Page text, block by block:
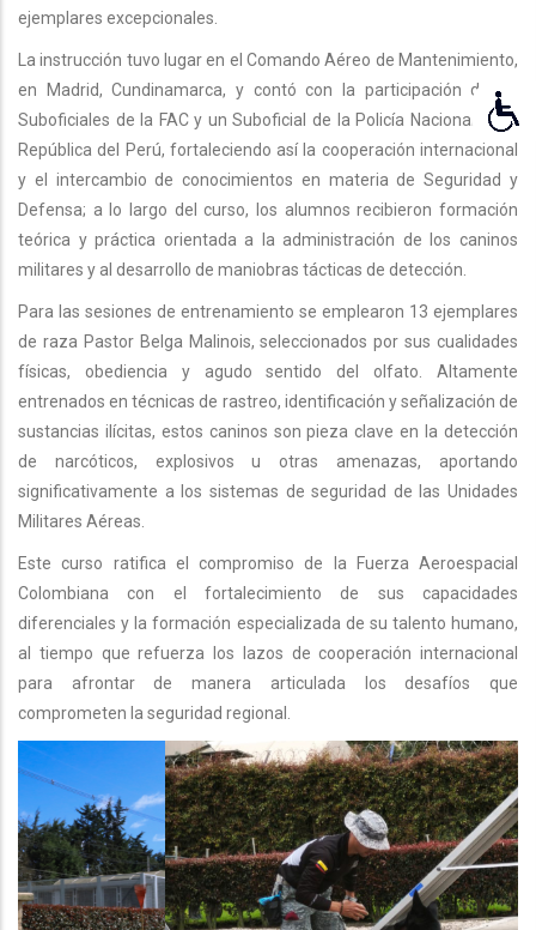
ejemplares excepcionales.
La instrucción tuvo lugar en el Comando Aéreo de Mantenimiento,
en Madrid, Cundinamarca, y contó con la participación de 12
Suboficiales de la FAC y un Suboficial de la Policía Nacional de la
República del Perú, fortaleciendo así la cooperación internacional
y el intercambio de conocimientos en materia de Seguridad y
Defensa; a lo largo del curso, los alumnos recibieron formación
teórica y práctica orientada a la administración de los caninos
militares y al desarrollo de maniobras tácticas de detección.
Para las sesiones de entrenamiento se emplearon 13 ejemplares
de raza Pastor Belga Malinois, seleccionados por sus cualidades
físicas, obediencia y agudo sentido del olfato. Altamente
entrenados en técnicas de rastreo, identificación y señalización de
sustancias ilícitas, estos caninos son pieza clave en la detección
de narcóticos, explosivos u otras amenazas, aportando
significativamente a los sistemas de seguridad de las Unidades
Militares Aéreas.
Este curso ratifica el compromiso de la Fuerza Aeroespacial
Colombiana con el fortalecimiento de sus capacidades
diferenciales y la formación especializada de su talento humano,
al tiempo que refuerza los lazos de cooperación internacional
para afrontar de manera articulada los desafíos que
comprometen la seguridad regional.